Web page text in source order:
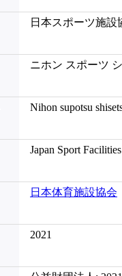
日本スポーツ施設
ニホン スポーツ
Nihon supotsu
Japan Sport
日本体育施設協会
2021